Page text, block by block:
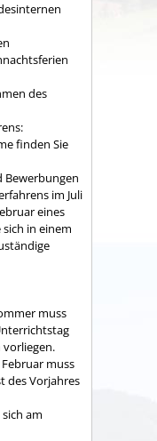
des
finden Sie
Bewerbungen
im Juli
eines
sich in einem
muss
vorliegen.
muss
des Vorjahres
am